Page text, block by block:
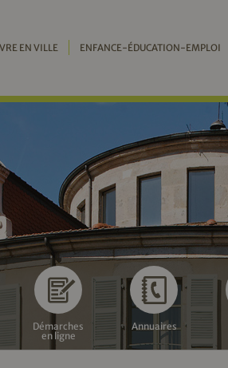
EN VILLE ENFANCE-ÉDUCATION-EMPLOI
Démarches
en ligne
Annuaires